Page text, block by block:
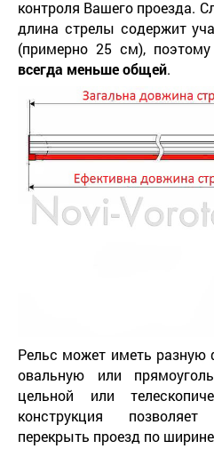
контроля Вашего проезда.
длина стрелы содержит
(примерно 25 см),
всегда меньше общей.
Рельс может иметь разную
овальную или
цельной или
конструкция
перекрыть проезд по